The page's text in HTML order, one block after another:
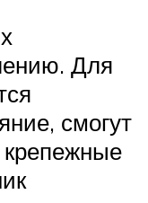
Для
смогут